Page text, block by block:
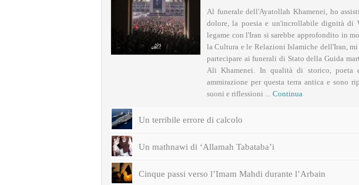
Al funerale dell'Ayatollah Khamenei, ho
dolore, la poesia e un'incrollabile dignità di
legame con l'Iran si sarebbe approfondito in
la Cultura e le Relazioni Islamiche dell'Iran,
partecipare ai funerali di Stato della Guida
Ali Khamenei. In qualità di storico, poeta
ammirazione per questa terra antica e sono
suoni e riflessioni ...
Continua
Un terribile errore di calcolo
Un mathnawi di ‘Allamah Tabataba’i
Cinque passi verso l’Imam Mahdi durante l’Arbain